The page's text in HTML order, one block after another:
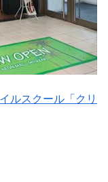
ルスクール「クリ